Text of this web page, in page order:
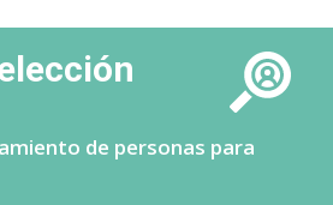
de personas para